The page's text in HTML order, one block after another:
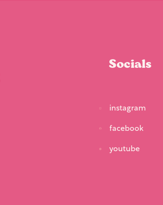
Socials
instagram
facebook
youtube